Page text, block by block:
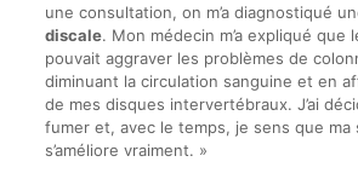
une consultation, on m’a diagnostiqué
discale. Mon médecin m’a expliqué que
pouvait aggraver les problèmes de
diminuant la circulation sanguine et en
de mes disques intervertébraux. J’ai
fumer et, avec le temps, je sens que ma
s’améliore vraiment. »